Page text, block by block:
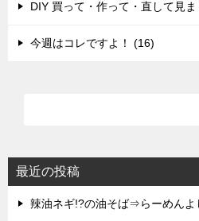
DIY 買って・作って・直して見
今週はコレですよ！ (16)
最近の投稿
辣油ネギ!?の油そば⇒らーめんよ